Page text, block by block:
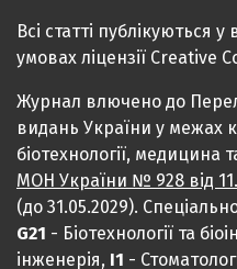
Всі статті публікуються
умовах ліцензії Creative
Журнал влючено до
видань України у межах
біотехнології, медицина
МОН України № 928 від
(до 31.05.2029).
G21 - Біотехнології та
інженерія, I1 -